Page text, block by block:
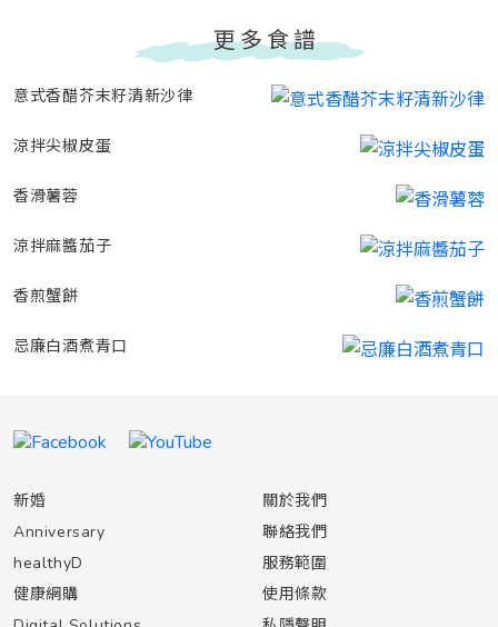
更多食譜
意式香醋芥末籽清新沙律
涼拌尖椒皮蛋
香滑薯蓉
涼拌麻醬茄子
香煎蟹餅
忌廉白酒煮青口
新婚
Anniversary
healthyD
健康網購
關於我們
聯絡我們
服務範圍
使用條款